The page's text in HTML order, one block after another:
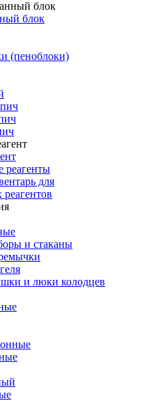
блок
(пеноблоки)
реагенты
для
и стаканы
и люки колодцев